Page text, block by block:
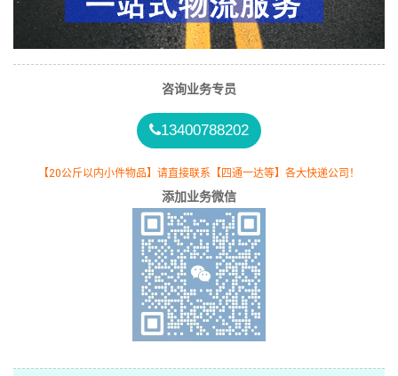
咨询业务专员
13400788202
【20公斤以内小件物品】请直接联系【四通一达等】各大快递公司！
添加业务微信